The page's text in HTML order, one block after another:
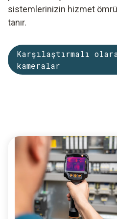
sistemlerinizin hizmet
tanır.
Karşılaştırmalı
kameralar